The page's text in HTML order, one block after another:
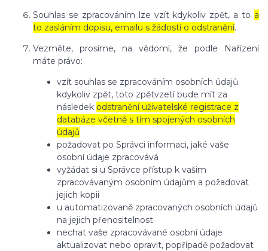
Souhlas se zpracováním lze vzít kdykoliv zpět, a to a
to zasláním dopisu, emailu s žádostí o odstranění.
Vezměte, prosíme, na vědomí, že podle Nařízení
máte právo:
vzít souhlas se zpracováním osobních údajů
kdykoliv zpět, toto zpětvzetí bude mít za
následek odstranění uživatelské registrace z
databáze včetně s tím spojených osobních
údajů
požadovat po Správci informaci, jaké vaše
osobní údaje zpracovává
vyžádat si u Správce přístup k vašim
zpracovávaným osobním údajům a požadovat
jejich kopii
u automatizovaně zpracovaných osobních údajů
na jejich přenositelnost
nechat vaše zpracovávané osobní údaje
aktualizovat nebo opravit, popřípadě požadovat